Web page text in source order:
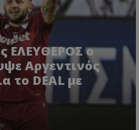
ΕΛΕΥΘΕΡΟΣ ο
Αργεντινός
το DEAL με